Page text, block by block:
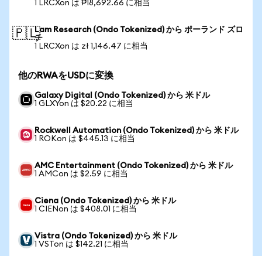
1 LRCXon は ₱18,692.66 に相当
🇵🇱Lam Research (Ondo Tokenized) から ポーランド ズロ
チ
1 LRCXon は zł 1,146.47 に相当
他のRWAをUSDに変換
Galaxy Digital (Ondo Tokenized) から 米ドル
1 GLXYon は $20.22 に相当
Rockwell Automation (Ondo Tokenized) から 米ドル
1 ROKon は $445.13 に相当
AMC Entertainment (Ondo Tokenized) から 米ドル
1 AMCon は $2.59 に相当
Ciena (Ondo Tokenized) から 米ドル
1 CIENon は $408.01 に相当
Vistra (Ondo Tokenized) から 米ドル
1 VSTon は $142.21 に相当